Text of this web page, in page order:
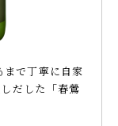
で丁寧に自家
だした「春鶯